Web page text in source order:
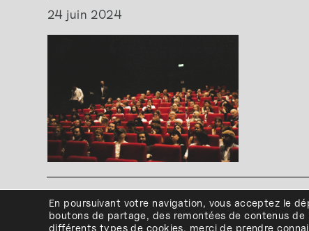
24 juin 2024
41,
Plan
En poursuivant votre navigation, vous acceptez le
boutons de partage, des remontées de contenus de
différents types de cookies, merci de prendre